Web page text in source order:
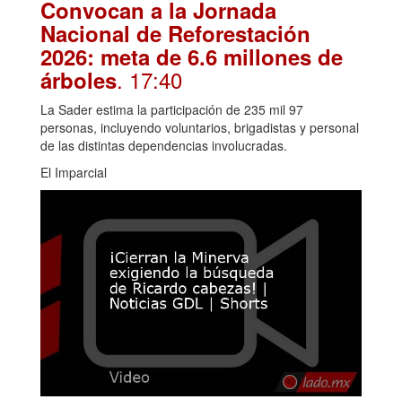
Convocan a la Jornada
Nacional de Reforestación
2026: meta de 6.6 millones de
árboles. 17:40
La Sader estima la participación de 235 mil 97
personas, incluyendo voluntarios, brigadistas y personal
de las distintas dependencias involucradas.
El Imparcial